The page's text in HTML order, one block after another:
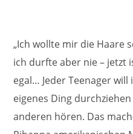
„Ich wollte mir die Haare
ich durfte aber nie – jetzt
egal… Jeder Teenager
eigenes Ding
anderen hören. Das